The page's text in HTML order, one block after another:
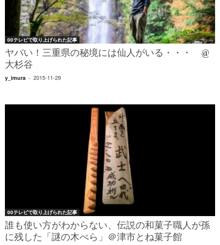
00テレビで取り上げられた記事
ヤバい！三重県の秘境には仙人がいる・・・ @
大杉谷
y_imura - 2015-11-29
00テレビで取り上げられた記事
誰も使い方がわからない、伝説の和菓子職人が孫
に残した「謎の木べら」＠津市とね菓子館